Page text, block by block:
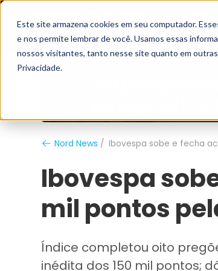
Este site armazena cookies em seu computador.
e nos permite lembrar de você. Usamos essas
nossos visitantes, tanto nesse site quanto em
Privacidade.
Grupo Nord
Nord News Ibovespa sobe e fecha
Ibovespa
mil pontos
Índice completou oito
inédita dos 150 mil pontos;